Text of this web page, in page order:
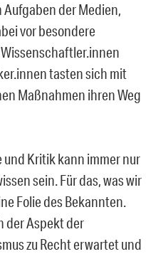
der Medien,
vor besondere
tasten sich mit
Maßnahmen ihren Weg
Kritik kann immer nur
sein. Für das, was wir
Folie des Bekannten.
der Aspekt der
zu Recht erwartet und